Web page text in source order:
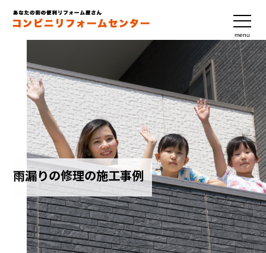
menu
雨漏りの修理の施工事例